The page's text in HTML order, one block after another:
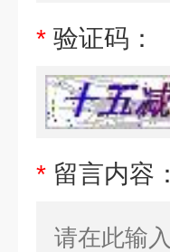
* 验证码：
* 留言内容：